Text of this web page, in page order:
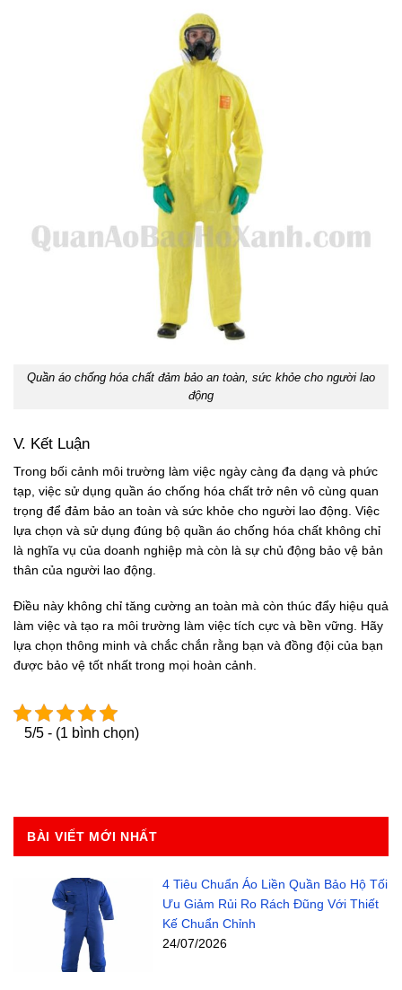
Quần áo chống hóa chất đảm bảo an toàn, sức khỏe cho người lao
động
V. Kết Luận
Trong bối cảnh môi trường làm việc ngày càng đa dạng và phức
tạp, việc sử dụng quần áo chống hóa chất trở nên vô cùng quan
trọng để đảm bảo an toàn và sức khỏe cho người lao động. Việc
lựa chọn và sử dụng đúng bộ quần áo chống hóa chất không chỉ
là nghĩa vụ của doanh nghiệp mà còn là sự chủ động bảo vệ bản
thân của người lao động.
Điều này không chỉ tăng cường an toàn mà còn thúc đẩy hiệu quả
làm việc và tạo ra môi trường làm việc tích cực và bền vững. Hãy
lựa chọn thông minh và chắc chắn rằng bạn và đồng đội của bạn
được bảo vệ tốt nhất trong mọi hoàn cảnh.
5/5 - (1 bình chọn)
BÀI VIẾT MỚI NHẤT
4 Tiêu Chuẩn Áo Liền Quần Bảo Hộ Tối
Ưu Giảm Rủi Ro Rách Đũng Với Thiết
Kế Chuẩn Chỉnh
24/07/2026